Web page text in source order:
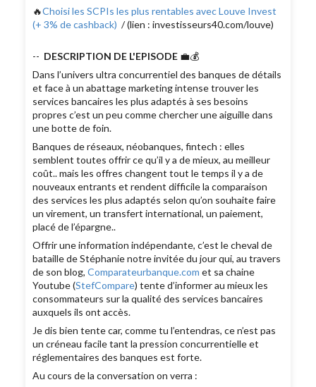
🔥Choisi les SCPIs les plus rentables avec Louve Invest
(+ 3% de cashback) / (lien : investisseurs40.com/louve)
-- DESCRIPTION DE L'EPISODE 💼💰
Dans l’univers ultra concurrentiel des banques de détails
et face à un abattage marketing intense trouver les
services bancaires les plus adaptés à ses besoins
propres c’est un peu comme chercher une aiguille dans
une botte de foin.
Banques de réseaux, néobanques, fintech : elles
semblent toutes offrir ce qu’il y a de mieux, au meilleur
coût.. mais les offres changent tout le temps il y a de
nouveaux entrants et rendent difficile la comparaison
des services les plus adaptés selon qu’on souhaite faire
un virement, un transfert international, un paiement,
placé de l’épargne..
Offrir une information indépendante, c’est le cheval de
bataille de Stéphanie notre invitée du jour qui, au travers
de son blog,Comparateurbanque.com et sa chaine
Youtube (StefCompare) tente d’informer au mieux les
consommateurs sur la qualité des services bancaires
auxquels ils ont accès.
Je dis bien tente car, comme tu l’entendras, ce n’est pas
un créneau facile tant la pression concurrentielle et
réglementaires des banques est forte.
Au cours de la conversation on verra :